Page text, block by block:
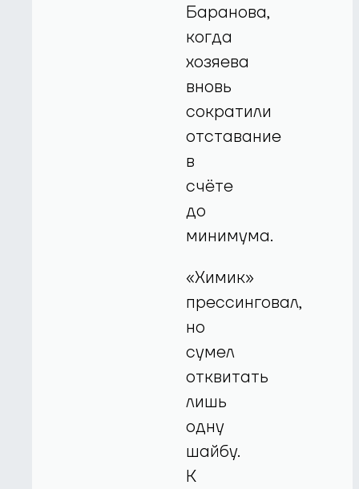
Баранова,
когда
хозяева
вновь
сократили
отставание
в
счёте
до
минимума.
«Химик»
прессинговал,
но
сумел
отквитать
лишь
одну
шайбу.
К